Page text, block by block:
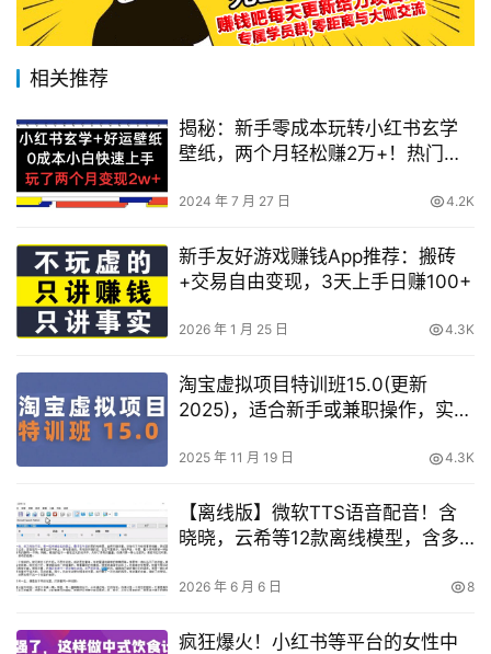
相关推荐
揭秘：新手零成本玩转小红书玄学
壁纸，两个月轻松赚2万+！热门攻
2024 年 7 月 27 日 4.2K
新手友好游戏赚钱App推荐：搬砖
+交易自由变现，3天上手日赚100+
2026 年 1 月 25 日 4.3K
淘宝虚拟项目特训班15.0(更新
2025)，适合新手或兼职操作，实现
2025 年 11 月 19 日 4.3K
【离线版】微软TTS语音配音！含
晓晓，云希等12款离线模型，含多
即可
2026 年 6 月 6 日 8
疯狂爆火！小红书等平台的女性中